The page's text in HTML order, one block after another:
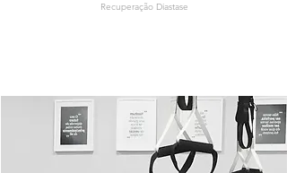
Recuperação Diastase